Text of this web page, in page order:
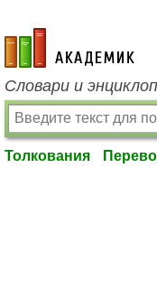
academic.ru
Словари и
Толкования